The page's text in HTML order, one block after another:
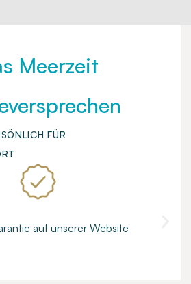
Meerzeit
FÜR
auf unserer Website